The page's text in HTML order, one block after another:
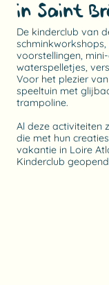
in Saint
De kinderclub van
schminkworkshops,
voorstellingen,
waterspelletjes,
Voor het plezier
speeltuin met
trampoline.
Al deze activiteiten
die met hun
vakantie in Loire
Kinderclub